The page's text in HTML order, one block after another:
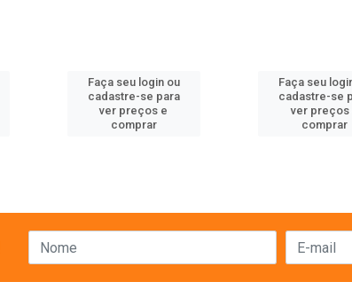
Faça seu login ou
cadastre-se para
ver preços e
comprar
Faça seu
cadastre-se
ver preços
comprar